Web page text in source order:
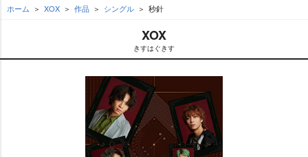
ホーム XOX 作品 シングル 秒針
XOX
きすはぐきす